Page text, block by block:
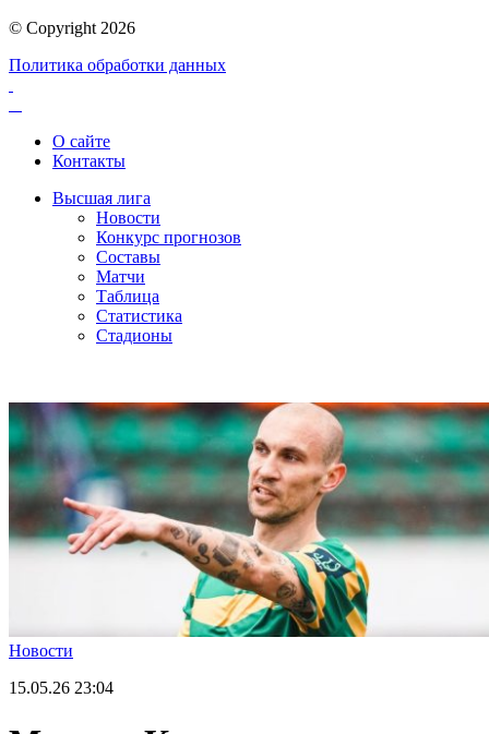
© Copyright 2026
Политика обработки данных
О сайте
Контакты
Высшая лига
Новости
Конкурс прогнозов
Составы
Матчи
Таблица
Статистика
Стадионы
Новости
15.05.26 23:04